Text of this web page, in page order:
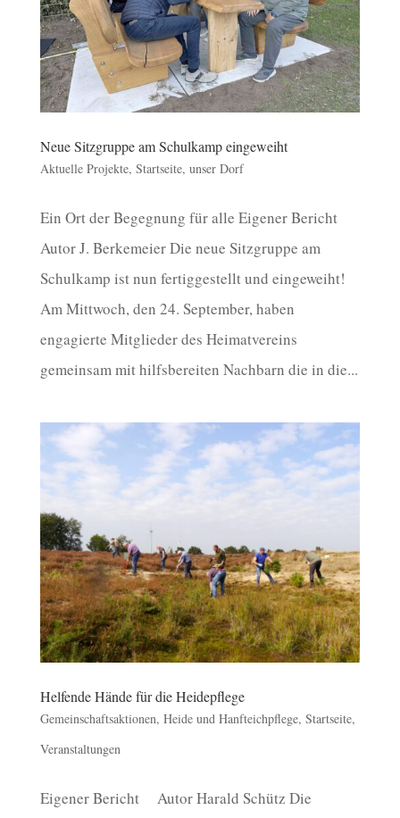
Neue Sitzgruppe am Schulkamp eingeweiht
Aktuelle Projekte, Startseite, unser Dorf
Ein Ort der Begegnung für alle Eigener Bericht
Autor J. Berkemeier Die neue Sitzgruppe am
Schulkamp ist nun fertiggestellt und eingeweiht!
Am Mittwoch, den 24. September, haben
engagierte Mitglieder des Heimatvereins
gemeinsam mit hilfsbereiten Nachbarn die in die...
Helfende Hände für die Heidepflege
Gemeinschaftsaktionen, Heide und Hanfteichpflege, Startseite,
Veranstaltungen
Eigener Bericht Autor Harald Schütz Die